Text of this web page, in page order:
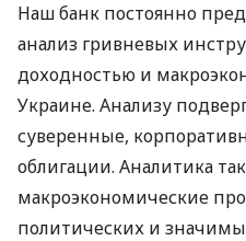
Наш банк постоянно
анализ гривневых
доходностью и
Украине. Анализу
суверенные,
облигации. Аналитика
макроэкономические
политических и